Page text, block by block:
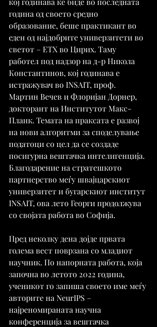
година од своето средно
образование, беше практикант во
еден од најдобрите универзитети во
светот – ЕТХ во Цирих. Таму
работел под надзор на д-р Никола
Константинов, кој годинава е
истражувач во INSAIT, проф.
Мартин Вечев и Флоријан Дорнер,
докторант на Институтот Макс-
Планк. Темата на праксата е развој
на нови алгоритми за споделување
податоци со цел да се создаде
посигурна вештачка интелигенција.
Благодарение на стратешкото
партнерство меѓу швајцарскиот
универзитет и бугарскиот институт
INSAIT, ова лето Георги продолжува
со својата работа во Софија.
Пред неколку дена дојде првата
голема вест поврзана со младиот
научник. По напорната работа, која
започна во летото 2022 година,
ученикот го запиша своето име меѓу
авторите на NeurIPS –
најреномираната научна
конференција за вештачка